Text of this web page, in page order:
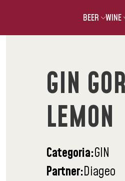
BEER WINE
GIN
LEMON
Categoria:GIN
Partner:Diageo